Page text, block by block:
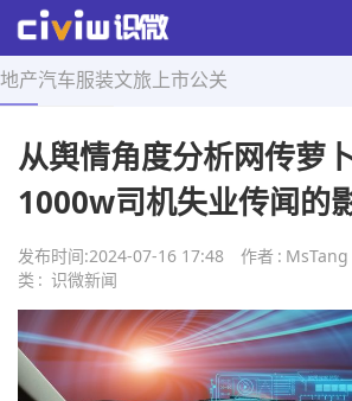
地产汽车服装文旅 上市公关
首页 > 舆情研究 > 正文
从舆情角度分析网传萝
1000w司机失业传闻的
发布时间:2024-07-16 17:48 作者 : MsTang
类 : 识微新闻